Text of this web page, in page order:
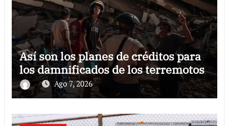
Así son los planes de créditos para
los damnificados de los terremotos
Ago 7, 2026